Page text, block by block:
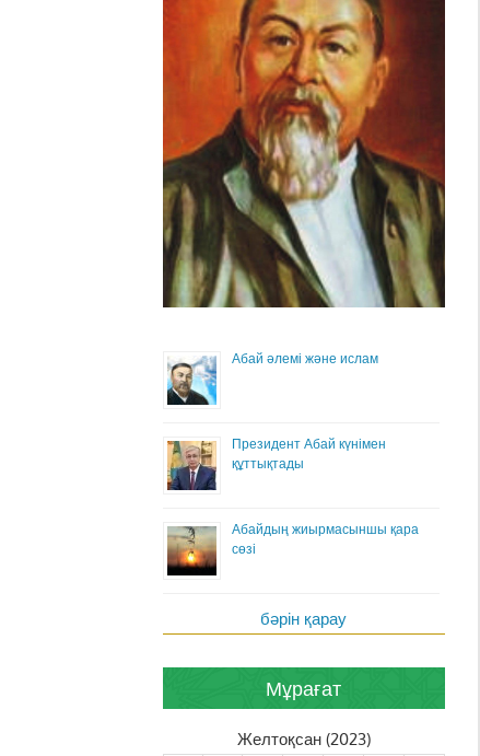
Абай әлемі және ислам
Президент Абай күнімен
құттықтады
Абайдың жиырмасыншы қара
сөзі
бәрін қарау
Мұрағат
Желтоқсан (2023)